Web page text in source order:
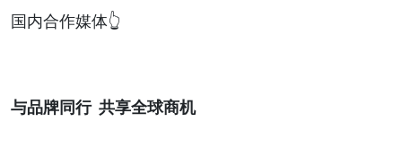
国内合作媒体👆
与品牌同行 共享全球商机